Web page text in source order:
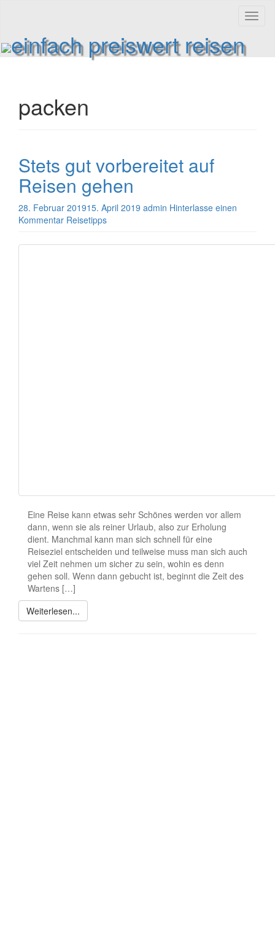
einfach preiswert reisen
Reiseinformationen und Reisetipps
packen
Stets gut vorbereitet auf
Reisen gehen
28. Februar 201915. April 2019 admin Hinterlasse einen
Kommentar Reisetipps
Eine Reise kann etwas sehr Schönes werden vor allem
dann, wenn sie als reiner Urlaub, also zur Erholung
dient. Manchmal kann man sich schnell für eine
Reiseziel entscheiden und teilweise muss man sich auch
viel Zeit nehmen um sicher zu sein, wohin es denn
gehen soll. Wenn dann gebucht ist, beginnt die Zeit des
Wartens […]
Weiterlesen...